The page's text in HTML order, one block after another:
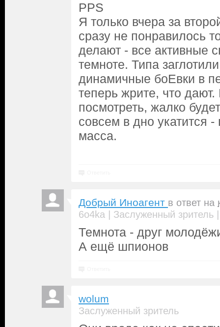
PPS
Я только вчера за
сразу не понравилось
делают - все активные
темноте. Типа
динамичные боЕвки в
теперь жрите, что
посмотреть, жалко
совсем в дно укатится
масса.
Добрый Иноагент в ответ на
6o4ka | Заслуженный зритель
Темнота - друг
А ещё шпионов
wolum
Заслуженный зритель